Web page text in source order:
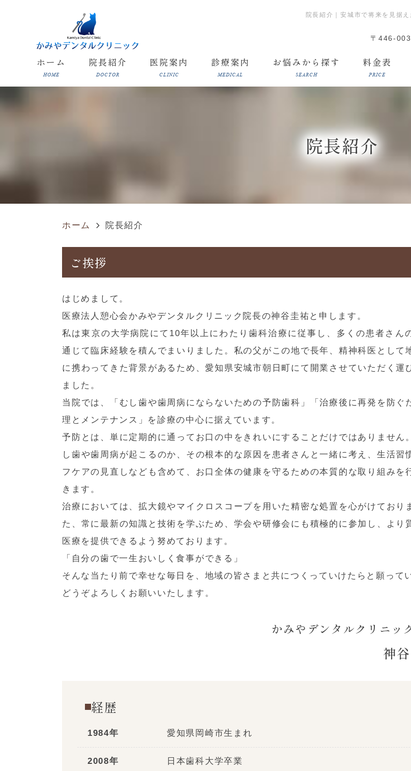
院長紹介｜安城市で将来を見据
〒446-
ホーム
HOME
院長紹介
DOCTOR
医院案内
CLINIC
診療案内
MEDICAL
お悩みから探す
SEARCH
料金表
PRICE
院長紹介
ホーム 院長紹介
ご挨拶
はじめまして。
医療法人憩心会かみやデンタルクリニック院長の神谷圭祐と申します。
私は東京の大学病院にて10年以上にわたり歯科治療に従事し、多くの患者さん
通じて臨床経験を積んでまいりました。私の父がこの地で長年、精神科医として
に携わってきた背景があるため、愛知県安城市朝日町にて開業させていただく運
ました。
当院では、「むし歯や歯周病にならないための予防歯科」「治療後に再発を防ぐ
理とメンテナンス」を診療の中心に据えています。
予防とは、単に定期的に通ってお口の中をきれいにすることだけではありません
し歯や歯周病が起こるのか、その根本的な原因を患者さんと一緒に考え、生活習
フケアの見直しなども含めて、お口全体の健康を守るための本質的な取り組みを
きます。
治療においては、拡大鏡やマイクロスコープを用いた精密な処置を心がけており
た、常に最新の知識と技術を学ぶため、学会や研修会にも積極的に参加し、より
医療を提供できるよう努めております。
「自分の歯で一生おいしく食事ができる」
そんな当たり前で幸せな毎日を、地域の皆さまと共につくっていけたらと願って
どうぞよろしくお願いいたします。
かみやデンタルクリニッ
神
経歴
1984年 愛知県岡崎市生まれ
2008年 日本歯科大学卒業